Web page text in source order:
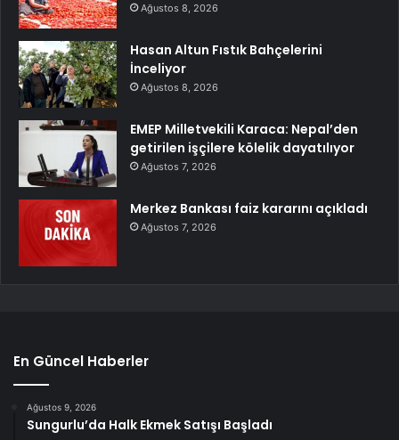
Ağustos 8, 2026
Hasan Altun Fıstık Bahçelerini
İnceliyor
Ağustos 8, 2026
EMEP Milletvekili Karaca: Nepal’den
getirilen işçilere kölelik dayatılıyor
Ağustos 7, 2026
Merkez Bankası faiz kararını açıkladı
Ağustos 7, 2026
En Güncel Haberler
Ağustos 9, 2026
Sungurlu’da Halk Ekmek Satışı Başladı